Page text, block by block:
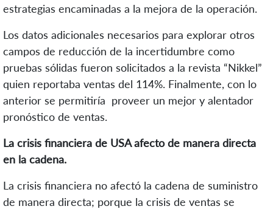
estrategias encaminadas a la mejora de la operación.
Los datos adicionales necesarios para explorar otros
campos de reducción de la incertidumbre como
pruebas sólidas fueron solicitados a la revista “Nikkel”
quien reportaba ventas del 114%. Finalmente, con lo
anterior se permitiría proveer un mejor y alentador
pronóstico de ventas.
La crisis financiera de USA afecto de manera directa
en la cadena.
La crisis financiera no afectó la cadena de suministro
de manera directa; porque la crisis de ventas se